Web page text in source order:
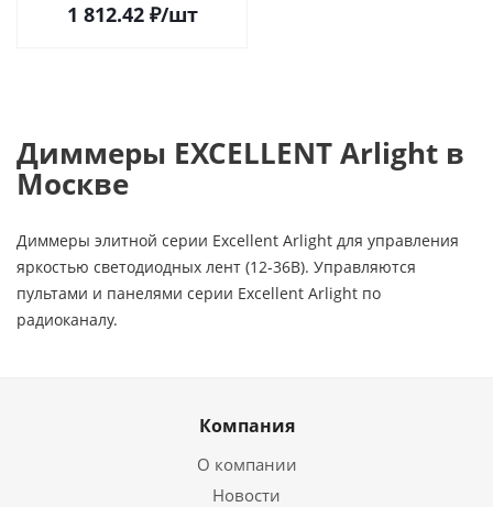
1 812.42₽/шт
Диммеры EXCELLENT Arlight в
Москве
Диммеры элитной серии Excellent Arlight для управления
яркостью светодиодных лент (12-36В). Управляются
пультами и панелями серии Excellent Arlight по
радиоканалу.
Компания
О компании
Новости